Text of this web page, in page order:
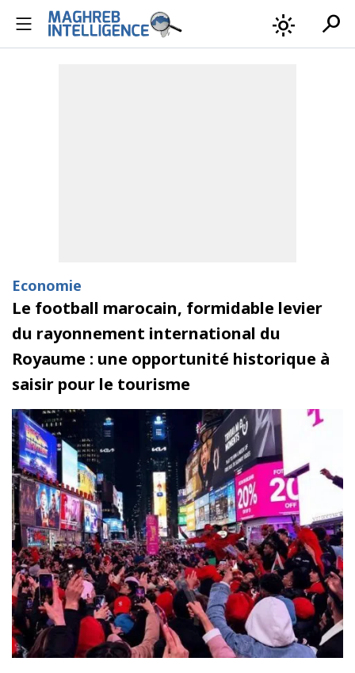
light_mode search
Economie
Le football marocain, formidable levier
du rayonnement international du
Royaume : une opportunité historique à
saisir pour le tourisme